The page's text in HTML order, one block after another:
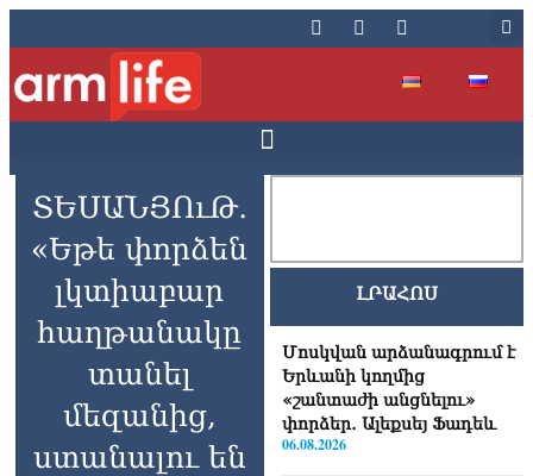
ՏԵՍԱՆՅՈւԹ․
«Եթե փորձեն
լկտիաբար
հաղթանակը
տանել
մեզանից,
ստանալու են
ԼՐԱՀՈՍ
Մոսկվան արձանագրում է
Երևանի կողմից
«շանտաժի անցնելու»
փորձեր․ Ալեքսեյ Ֆադեև
06.08.2026